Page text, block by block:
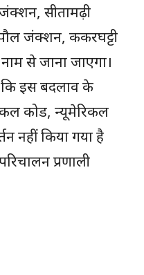
सीतामढ़ी
जंक्शन, ककरघट्टी
से जाना जाएगा।
कि इस बदलाव के
कोड, न्यूमेरिकल
नहीं किया गया है
प्रणाली